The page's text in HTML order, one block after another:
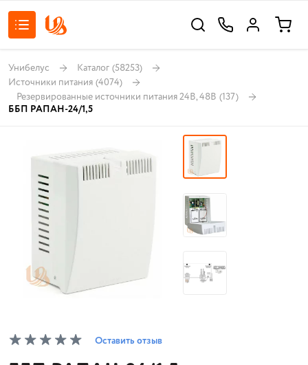
Унибелус Каталог (58253)
Источники питания (4074)
Резервированные источники питания 24В, 48В (137)
ББП РАПАН-24/1,5
Оставить отзыв